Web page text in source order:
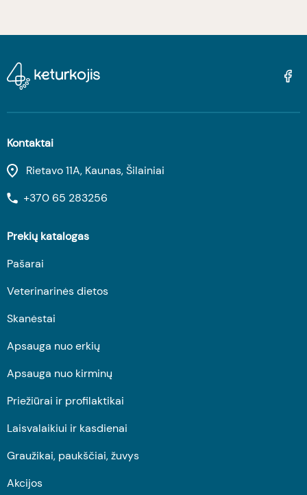
Kontaktai
Rietavo 11A, Kaunas, Šilainiai
+370 65 283256
Prekių katalogas
Pašarai
Veterinarinės dietos
Skanėstai
Apsauga nuo erkių
Apsauga nuo kirminų
Priežiūrai ir profilaktikai
Laisvalaikiui ir kasdienai
Graužikai, paukščiai, žuvys
Akcijos